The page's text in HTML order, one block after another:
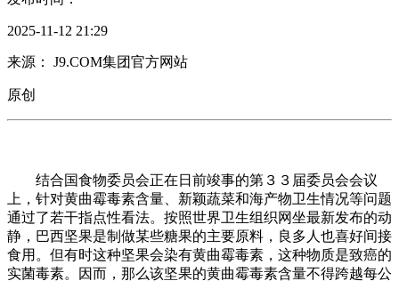
2025-11-12 21:29
来源： J9.COM集团官方网站
原创
结合国食物委员会正在日前竣事的第３３届委员会会议
上，针对黄曲霉毒素含量、新颖蔬菜和海产物卫生情况等问题
通过了若干指点性看法。按照世界卫生组织网坐最新发布的动
静，巴西坚果是制做某些糖果的主要原料，良多人也喜好间接
食用。但有时这种坚果会染有黄曲霉毒素，这种物质是致癌的
实菌毒素。因而，那么该坚果的黄曲霉毒素含量不得跨越每公